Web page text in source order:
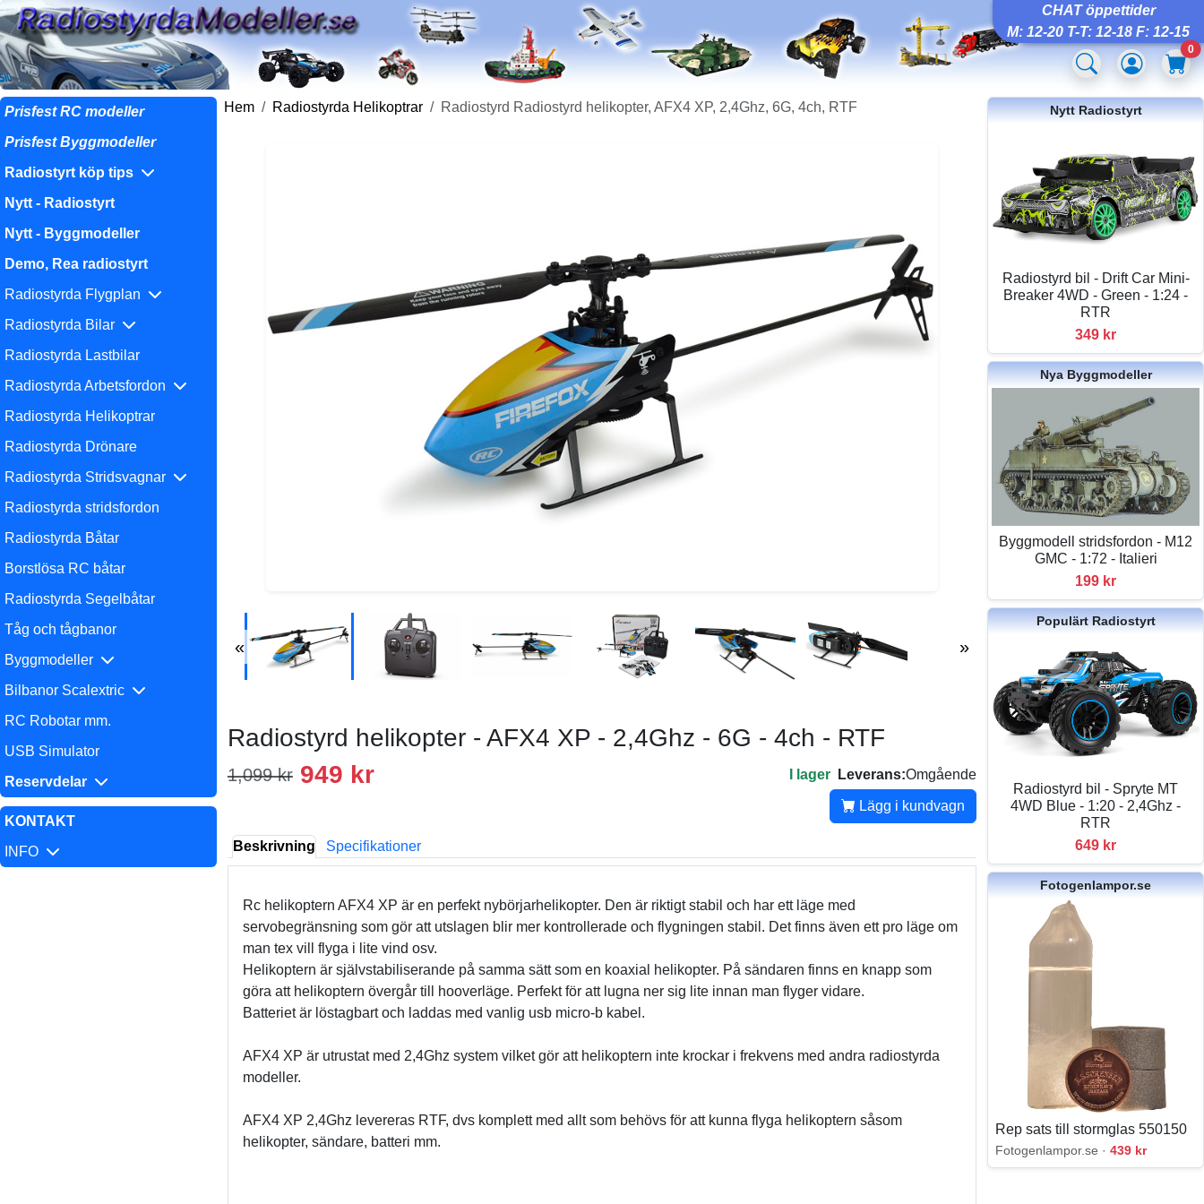
CHAT öppettider
M: 12-20 T-T: 12-18 F: 12-15
0
Prisfest RC modeller
Prisfest Byggmodeller
Radiostyrt köp tips
Nytt - Radiostyrt
Nytt - Byggmodeller
Demo, Rea radiostyrt
Radiostyrda Flygplan
Radiostyrda Bilar
Radiostyrda Lastbilar
Radiostyrda Arbetsfordon
Radiostyrda Helikoptrar
Radiostyrda Drönare
Radiostyrda Stridsvagnar
Radiostyrda stridsfordon
Radiostyrda Båtar
Borstlösa RC båtar
Radiostyrda Segelbåtar
Tåg och tågbanor
Byggmodeller
Bilbanor Scalextric
RC Robotar mm.
USB Simulator
Reservdelar
KONTAKT
INFO
Hem Radiostyrda Helikoptrar Radiostyrd Radiostyrd helikopter, AFX4 XP, 2,4Ghz, 6G, 4ch, RTF
« »
Radiostyrd helikopter - AFX4 XP - 2,4Ghz - 6G - 4ch - RTF
1,099 kr 949 kr I lager Leverans:Omgående
Lägg i kundvagn
Beskrivning Specifikationer
Rc helikoptern AFX4 XP är en perfekt nybörjarhelikopter. Den är riktigt stabil och har ett läge med
servobegränsning som gör att utslagen blir mer kontrollerade och flygningen stabil. Det finns även ett pro läge om
man tex vill flyga i lite vind osv.
Helikoptern är självstabiliserande på samma sätt som en koaxial helikopter. På sändaren finns en knapp som
göra att helikoptern övergår till hooverläge. Perfekt för att lugna ner sig lite innan man flyger vidare.
Batteriet är löstagbart och laddas med vanlig usb micro-b kabel.
AFX4 XP är utrustat med 2,4Ghz system vilket gör att helikoptern inte krockar i frekvens med andra radiostyrda
modeller.
AFX4 XP 2,4Ghz levereras RTF, dvs komplett med allt som behövs för att kunna flyga helikoptern såsom
helikopter, sändare, batteri mm.
Nytt Radiostyrt
Radiostyrd bil - Drift Car Mini-
Breaker 4WD - Green - 1:24 -
RTR
349 kr
Nya Byggmodeller
Byggmodell stridsfordon - M12
GMC - 1:72 - Italieri
199 kr
Populärt Radiostyrt
Radiostyrd bil - Spryte MT
4WD Blue - 1:20 - 2,4Ghz -
RTR
649 kr
Fotogenlampor.se
Rep sats till stormglas 550150
Fotogenlampor.se ·439 kr